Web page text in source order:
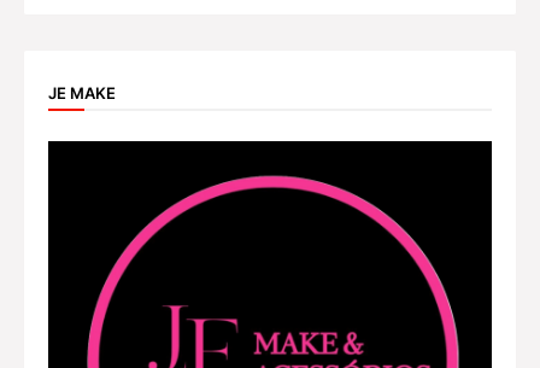
JE MAKE